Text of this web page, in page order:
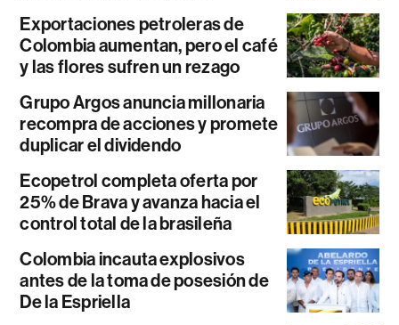
Exportaciones petroleras de
Colombia aumentan, pero el café
y las flores sufren un rezago
Grupo Argos anuncia millonaria
recompra de acciones y promete
duplicar el dividendo
Ecopetrol completa oferta por
25% de Brava y avanza hacia el
control total de la brasileña
Colombia incauta explosivos
antes de la toma de posesión de
De la Espriella